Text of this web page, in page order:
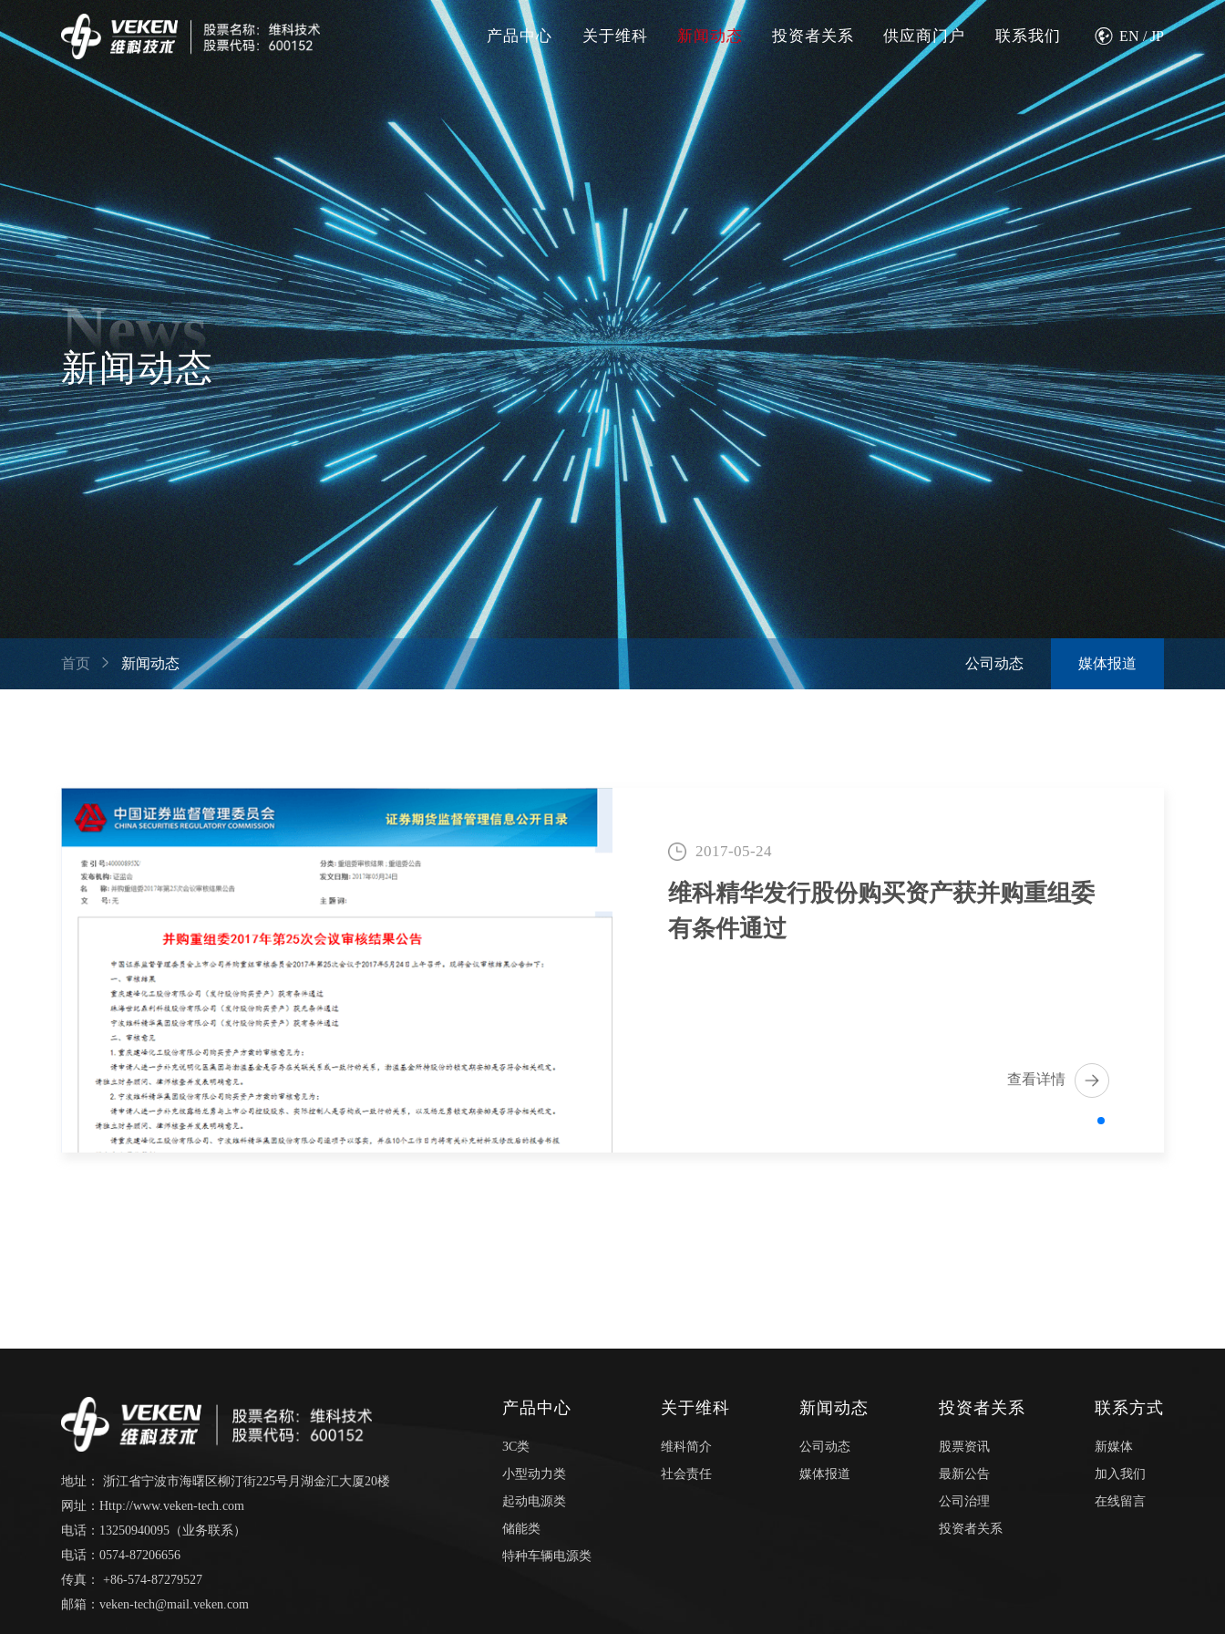
产品中心 关于维科 新闻动态 投资者关系 供应商门户 联系我们  EN/JP
News
新闻动态
首页  新闻动态 公司动态 媒体报道
2017-05-24
维科精华发行股份购买资产获并购重组委
有条件通过
查看详情
地址： 浙江省宁波市海曙区柳汀街225号月湖金汇大厦20楼
网址：Http://www.veken-tech.com
电话：13250940095（业务联系）
电话：0574-87206656
传真： +86-574-87279527
邮箱：veken-tech@mail.veken.com
产品中心
3C类
小型动力类
起动电源类
储能类
特种车辆电源类
关于维科
维科简介
社会责任
新闻动态
公司动态
媒体报道
投资者关系
股票资讯
最新公告
公司治理
投资者关系
联系方式
新媒体
加入我们
在线留言